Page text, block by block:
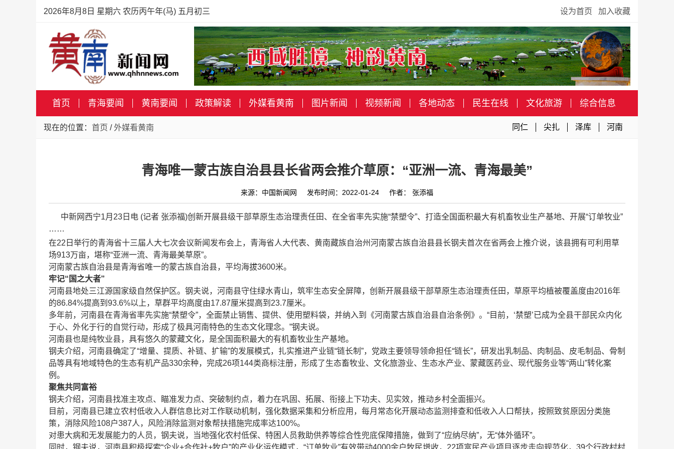
2026年8月8日 星期六 农历丙午年(马) 五月初三 设为首页 加入收藏
首页 青海要闻 黄南要闻 政策解读 外媒看黄南 图片新闻 视频新闻 各地动态 民生在线 文化旅游 综合信息
现在的位置： 首页 /外媒看黄南 同仁 尖扎 泽库 河南
青海唯一蒙古族自治县县长省两会推介草原：“亚洲一流、青海最美”
来源：中国新闻网 发布时间：2022-01-24 作者： 张添福
中新网西宁1月23日电 (记者 张添福)创新开展县级干部草原生态治理责任田、在全省率先实施“禁塑令”、打造全国面积最大有机畜牧业生产基地、开展“订单牧业”
……
在22日举行的青海省十三届人大七次会议新闻发布会上，青海省人大代表、黄南藏族自治州河南蒙古族自治县县长钢夫首次在省两会上推介说，该县拥有可利用草
场913万亩，堪称“亚洲一流、青海最美草原”。
河南蒙古族自治县是青海省唯一的蒙古族自治县，平均海拔3600米。
牢记“国之大者”
河南县地处三江源国家级自然保护区。钢夫说，河南县守住绿水青山，筑牢生态安全屏障，创新开展县级干部草原生态治理责任田，草原平均植被覆盖度由2016年
的86.84%提高到93.6%以上，草群平均高度由17.87厘米提高到23.7厘米。
多年前，河南县在青海省率先实施“禁塑令”，全面禁止销售、提供、使用塑料袋，并纳入到《河南蒙古族自治县自治条例》。“目前，‘禁塑’已成为全县干部民众内化
于心、外化于行的自觉行动，形成了极具河南特色的生态文化理念。”钢夫说。
河南县也是纯牧业县，具有悠久的蒙藏文化，是全国面积最大的有机畜牧业生产基地。
钢夫介绍，河南县确定了“增量、提质、补链、扩输”的发展模式，扎实推进产业链“链长制”，党政主要领导领命担任“链长”，研发出乳制品、肉制品、皮毛制品、骨制
品等具有地域特色的生态有机产品330余种，完成26项144类商标注册，形成了生态畜牧业、文化旅游业、生态水产业、蒙藏医药业、现代服务业等“两山”转化案
例。
聚焦共同富裕
钢夫介绍，河南县找准主攻点、瞄准发力点、突破制约点，着力在巩固、拓展、衔接上下功夫、见实效，推动乡村全面振兴。
目前，河南县已建立农村低收入人群信息比对工作联动机制，强化数据采集和分析应用，每月常态化开展动态监测排查和低收入人口帮扶，按照致贫原因分类施
策，消除风险108户387人，风险消除监测对象帮扶措施完成率达100%。
对患大病和无发展能力的人员，钢夫说，当地强化农村低保、特困人员救助供养等综合性兜底保障措施，做到了“应纳尽纳”，无“体外循环”。
同时，钢夫说，河南县积极探索“企业+合作社+牧户”的产业化运作模式，“订单牧业”有效带动4000余户牧民增收，22项富民产业项目逐步走向规范化，39个行政村村